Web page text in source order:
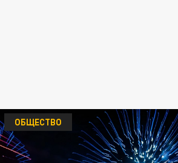
ОБЩЕСТВО